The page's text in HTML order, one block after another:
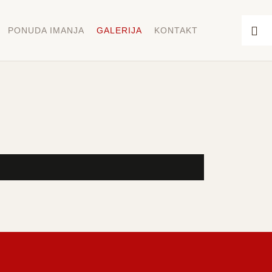
PONUDA IMANJA GALERIJA KONTAKT